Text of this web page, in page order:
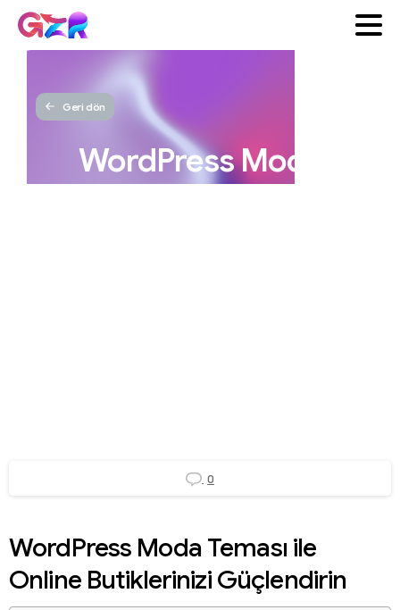
Geri dön
WordPressModa
0
WordPress Moda Teması ile
Online Butiklerinizi Güçlendirin